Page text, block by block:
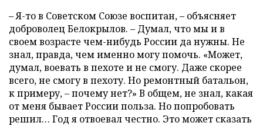
– Я-то в Советском Союзе воспитан, – объясняет
доброволец Белокрылов. – Думал, что мы и в
своем возрасте чем-нибудь России да нужны. Не
знал, правда, чем именно могу помочь. «Может,
думал, воевать в пехоте и не смогу. Даже скорее
всего, не смогу в пехоту. Но ремонтный батальон,
к примеру, – почему нет?» В общем, не знал, какая
от меня бывает России польза. Но попробовать
решил… Год я отвоевал честно. Это может сказать